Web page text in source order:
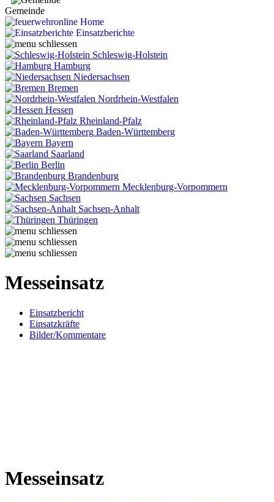
Gemeinde
Home
Einsatzberichte
Schleswig-Holstein
Hamburg
Niedersachsen
Bremen
Nordrhein-Westfalen
Hessen
Rheinland-Pfalz
Baden-Württemberg
Bayern
Saarland
Berlin
Brandenburg
Mecklenburg-Vorpommern
Sachsen
Sachsen-Anhalt
Thüringen
Messeinsatz
Einsatzbericht
Einsatzkräfte
Bilder/Kommentare
Messeinsatz